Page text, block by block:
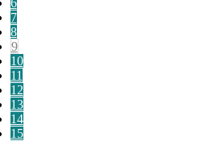
7
8
9
10
11
12
13
14
15